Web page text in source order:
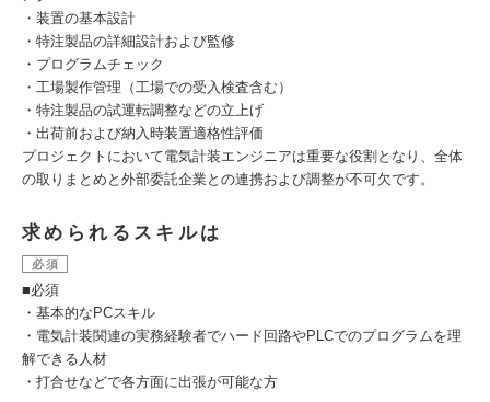
・装置の基本設計
・特注製品の詳細設計および監修
・プログラムチェック
・工場製作管理（工場での受入検査含む）
・特注製品の試運転調整などの立上げ
・出荷前および納入時装置適格性評価
プロジェクトにおいて電気計装エンジニアは重要な役割となり、全体
の取りまとめと外部委託企業との連携および調整が不可欠です。
求められるスキルは
必須
■必須
・基本的なPCスキル
・電気計装関連の実務経験者でハード回路やPLCでのプログラムを理
解できる人材
・打合せなどで各方面に出張が可能な方